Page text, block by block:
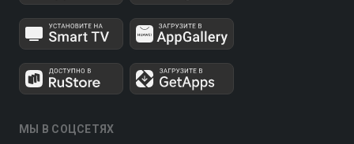
МЫ В СОЦСЕТЯХ